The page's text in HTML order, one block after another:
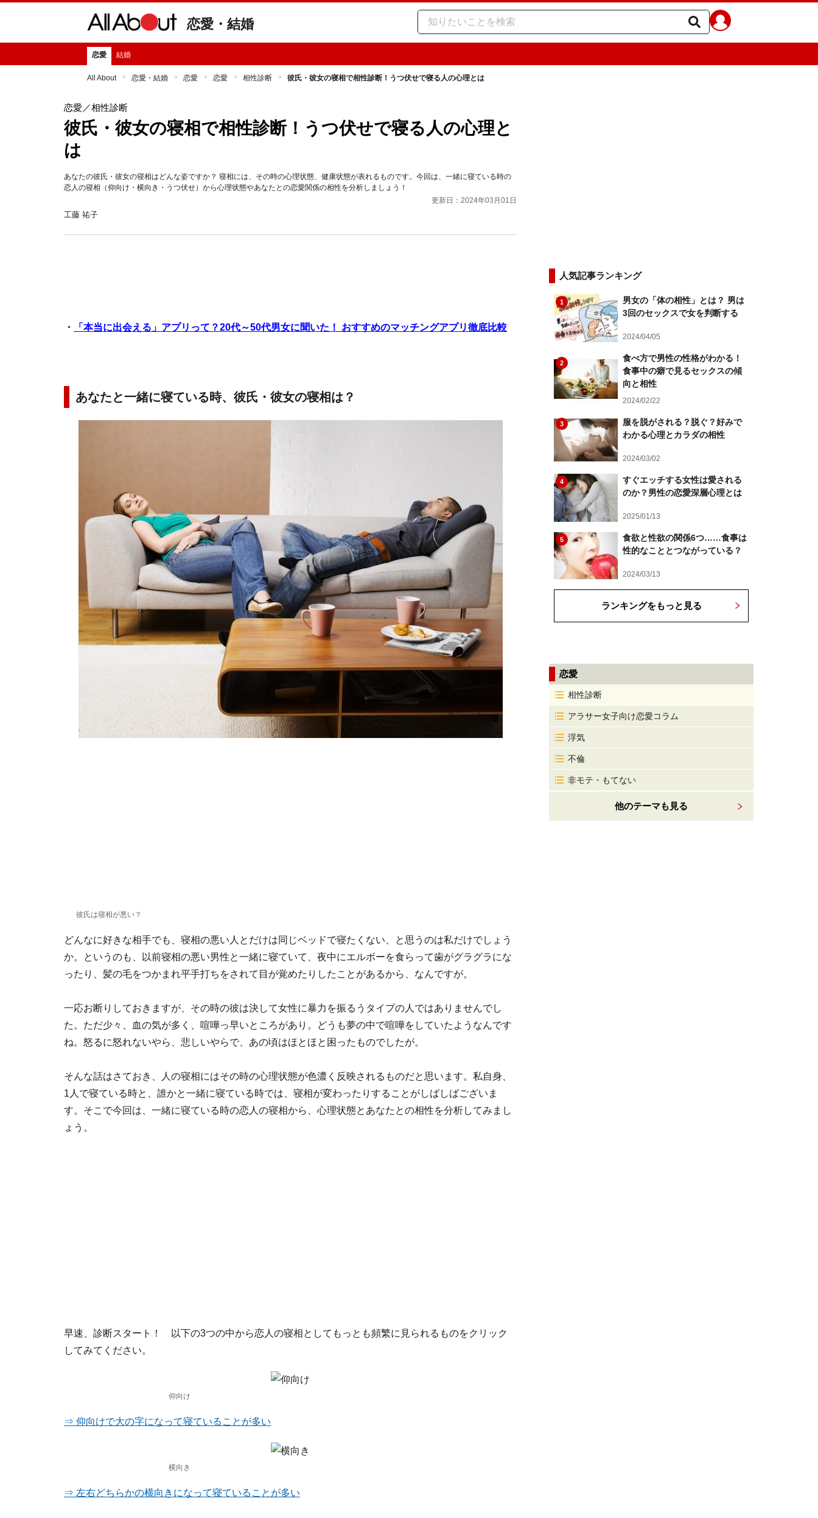
恋愛・結婚
恋愛 結婚
All About 恋愛・結婚 恋愛 恋愛 相性診断 彼氏・彼女の寝相で相性診断！うつ伏せで寝る人の心理とは
恋愛 ／相性診断
彼氏・彼女の寝相で相性診断！うつ伏せで寝る人の心理と
は
あなたの彼氏・彼女の寝相はどんな姿ですか？ 寝相には、その時の心理状態、健康状態が表れるものです。今回は、一緒に寝ている時の
恋人の寝相（仰向け・横向き・うつ伏せ）から心理状態やあなたとの恋愛関係の相性を分析しましょう！
更新日：2024年03月01日
工藤 祐子
・ 「本当に出会える」アプリって？20代～50代男女に聞いた！ おすすめのマッチングアプリ徹底比較
あなたと一緒に寝ている時、彼氏・彼女の寝相は？
彼氏は寝相が悪い？
どんなに好きな相手でも、寝相の悪い人とだけは同じベッドで寝たくない、と思うのは私だけでしょう
か。というのも、以前寝相の悪い男性と一緒に寝ていて、夜中にエルボーを食らって歯がグラグラにな
ったり、髪の毛をつかまれ平手打ちをされて目が覚めたりしたことがあるから、なんですが。
一応お断りしておきますが、その時の彼は決して女性に暴力を振るうタイプの人ではありませんでし
た。ただ少々、血の気が多く、喧嘩っ早いところがあり。どうも夢の中で喧嘩をしていたようなんです
ね。怒るに怒れないやら、悲しいやらで、あの頃はほとほと困ったものでしたが。
そんな話はさておき、人の寝相にはその時の心理状態が色濃く反映されるものだと思います。私自身、
1人で寝ている時と、誰かと一緒に寝ている時では、寝相が変わったりすることがしばしばございま
す。そこで今回は、一緒に寝ている時の恋人の寝相から、心理状態とあなたとの相性を分析してみまし
ょう。
早速、診断スタート！ 以下の3つの中から恋人の寝相としてもっとも頻繁に見られるものをクリック
してみてください。
仰向け
⇒ 仰向けで大の字になって寝ていることが多い
横向き
⇒ 左右どちらかの横向きになって寝ていることが多い
人気記事ランキング
1
男女の「体の相性」とは？ 男は
3回のセックスで女を判断する
2024/04/05
2
食べ方で男性の性格がわかる！
食事中の癖で見るセックスの傾
向と相性
2024/02/22
3
服を脱がされる？脱ぐ？好みで
わかる心理とカラダの相性
2024/03/02
4
すぐエッチする女性は愛される
のか？男性の恋愛深層心理とは
2025/01/13
5
食欲と性欲の関係6つ……食事は
性的なこととつながっている？
2024/03/13
ランキングをもっと見る
恋愛
相性診断
アラサー女子向け恋愛コラム
浮気
不倫
非モテ・もてない
他のテーマも見る